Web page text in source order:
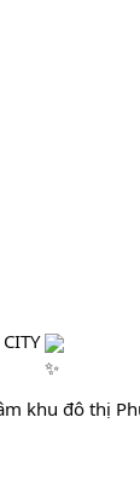
khu đô thị